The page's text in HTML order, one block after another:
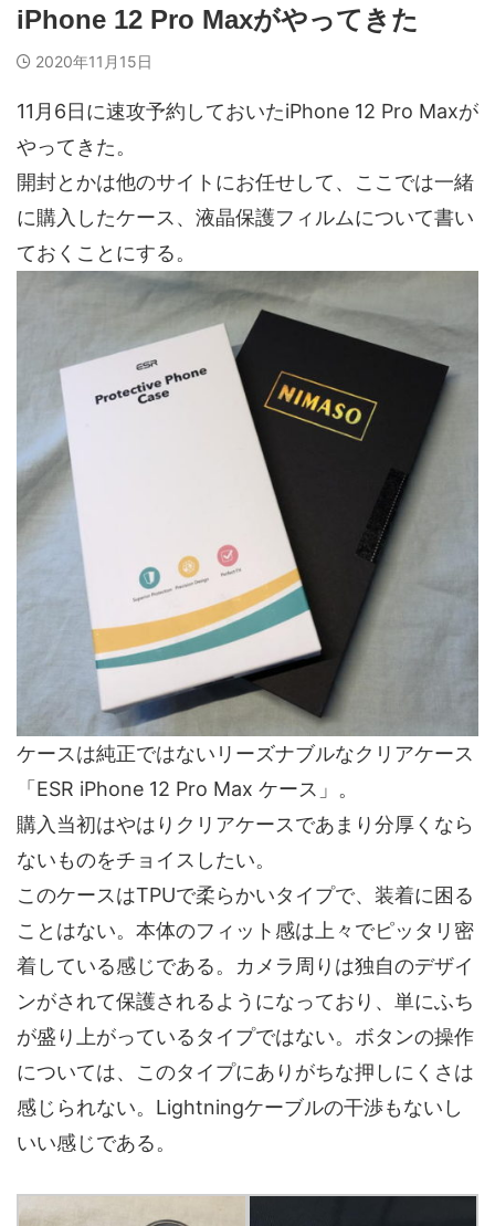
iPhone 12 Pro Maxがやってきた
2020年11月15日
11月6日に速攻予約しておいたiPhone 12 Pro Maxが
やってきた。
開封とかは他のサイトにお任せして、ここでは一緒
に購入したケース、液晶保護フィルムについて書い
ておくことにする。
ケースは純正ではないリーズナブルなクリアケース
「ESR iPhone 12 Pro Max ケース」。
購入当初はやはりクリアケースであまり分厚くなら
ないものをチョイスしたい。
このケースはTPUで柔らかいタイプで、装着に困る
ことはない。本体のフィット感は上々でピッタリ密
着している感じである。カメラ周りは独自のデザイ
ンがされて保護されるようになっており、単にふち
が盛り上がっているタイプではない。ボタンの操作
については、このタイプにありがちな押しにくさは
感じられない。Lightningケーブルの干渉もないし
いい感じである。